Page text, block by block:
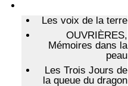
Les voix de la terre
OUVRIÈRES,
Mémoires dans la
peau
Les Trois Jours de
la queue du dragon